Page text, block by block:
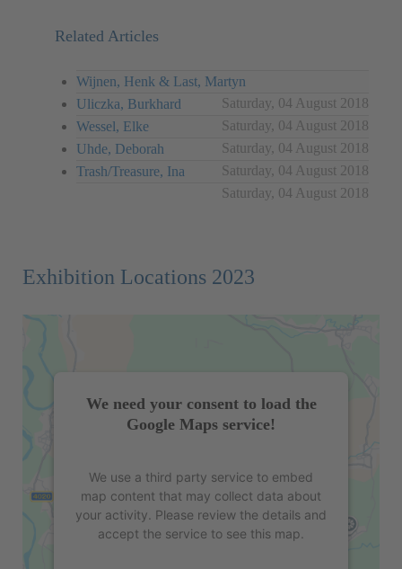
Related Articles
Wijnen, Henk & Last, Martyn
Saturday, 04 August 2018
Uliczka, Burkhard
Saturday, 04 August 2018
Wessel, Elke
Saturday, 04 August 2018
Uhde, Deborah
Saturday, 04 August 2018
Trash/Treasure, Ina
Saturday, 04 August 2018
Exhibition Locations 2023
We need your consent to load the
Google Maps service!
We use a third party service to embed
map content that may collect data about
your activity. Please review the details and
accept the service to see this map.